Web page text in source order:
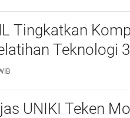
Tingkatkan
Teknologi
UNIKI Teken